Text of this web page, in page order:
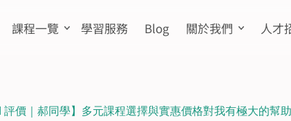
課程一覽 學習服務 Blog 關於我們 人才
評價｜郝同學】多元課程選擇與實惠價格對我有極大的幫助